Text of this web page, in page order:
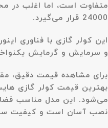
متفاوت است، اما اغلب در
24000 قرار می‌گیرد.
این کولر گازی با فناوری
و سرمایش و گرمایش
برای مشاهده قیمت دقیق،
می‌شود. این مدل مناسب
نصب آسان است و کیفیت